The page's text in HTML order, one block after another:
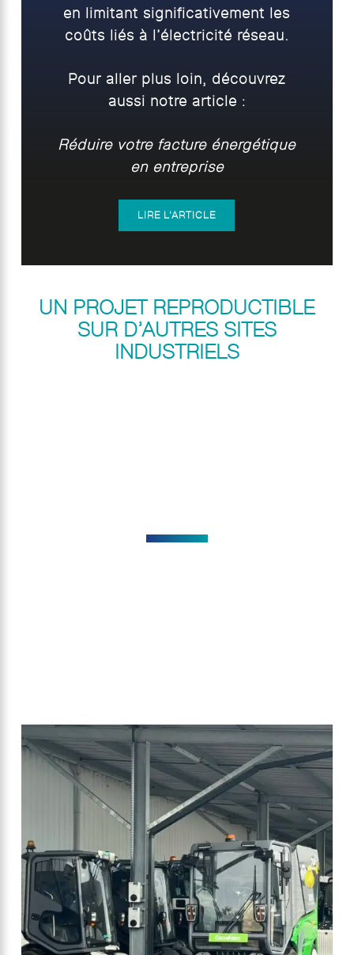
en limitant significativement les
coûts liés à l’électricité réseau.
Pour aller plus loin, découvrez
aussi notre article :
Réduire votre facture énergétique
en entreprise
LIRE L'ARTICLE
UN PROJET REPRODUCTIBLE
SUR D’AUTRES SITES
INDUSTRIELS